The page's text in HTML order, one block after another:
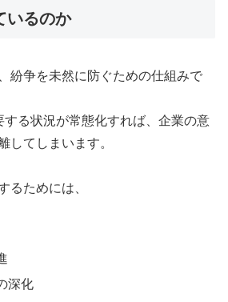
いるのか
紛争を未然に防ぐための仕組みで
する状況が常態化すれば、企業の意
してしまいます。
るためには、
深化